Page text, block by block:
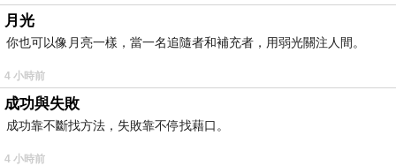
月光
你也可以像月亮一樣，當一名追隨者和補充者，用弱光關注人間。
4 小時前
成功與失敗
成功靠不斷找方法，失敗靠不停找藉口。
4 小時前